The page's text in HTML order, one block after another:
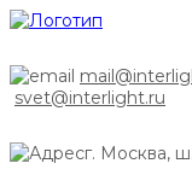
svet@interlight.ru
г. Москва,